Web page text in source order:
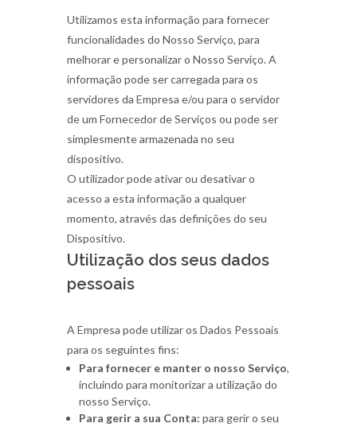
Utilizamos esta informação para fornecer
funcionalidades do Nosso Serviço, para
melhorar e personalizar o Nosso Serviço. A
informação pode ser carregada para os
servidores da Empresa e/ou para o servidor
de um Fornecedor de Serviços ou pode ser
simplesmente armazenada no seu
dispositivo.
O utilizador pode ativar ou desativar o
acesso a esta informação a qualquer
momento, através das definições do seu
Dispositivo.
Utilização dos seus dados
pessoais
A Empresa pode utilizar os Dados Pessoais
para os seguintes fins:
Para fornecer e manter o nosso Serviço,
incluindo para monitorizar a utilização do
nosso Serviço.
Para gerir a sua Conta: para gerir o seu